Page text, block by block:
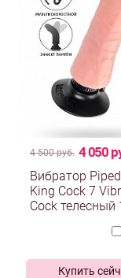
4 050
4 500 руб.
Купить